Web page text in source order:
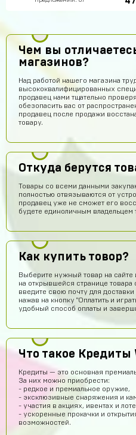
Чем вы
магазинов?
Над работой нашего магазина
высококвалифицированных
продавец нами тщательно
обезопасить вас от
продавец после продажи
товару.
Откуда берутся
Товары со всеми данными
полностью отвязываются от
продавец уже не сможет его
будете единоличным владельцем
Как купить товор?
Выберите нужный товар на сайте
на открывшейся странице товара
введите свою почту для
нажав на кнопку "Оплатить и
удобный способ оплаты и
Что такое Кредиты
Кредиты — это основная
За них можно приобрести:
- редкое и премиальное оружие,
- эксклюзивные снаряжения и
- участия в акциях, ивентах и
- ускоренные прокачки и
возможностей.
Egopkabossuk Dscraft
Ilya
Подходит на ps4?
Айнур Кулиева
Акк пришел)))
Иван Горобинский
Куда пришел? На